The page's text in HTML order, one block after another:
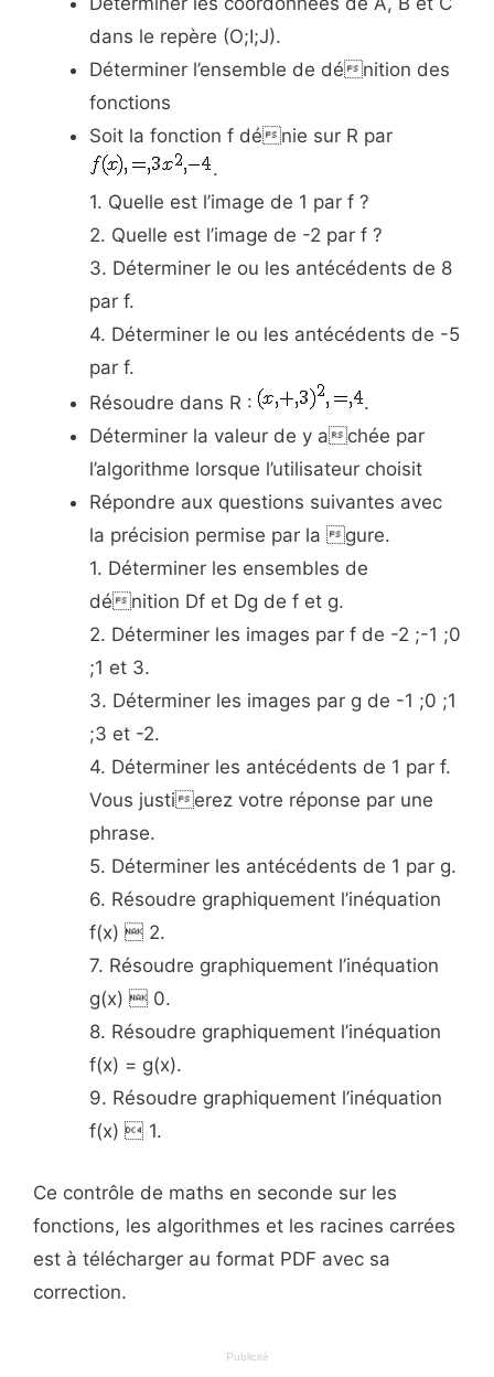
dans le repère (O;I;J).
Déterminer l’ensemble de dénition des
fonctions
Soit la fonction f dénie sur R par
.
1. Quelle est l’image de 1 par f ?
2. Quelle est l’image de -2 par f ?
3. Déterminer le ou les antécédents de 8
par f.
4. Déterminer le ou les antécédents de -5
par f.
Résoudre dans R :
.
Déterminer la valeur de y achée par
l’algorithme lorsque l’utilisateur choisit
Répondre aux questions suivantes avec
la précision permise par la gure.
1. Déterminer les ensembles de
dénition Df et Dg de f et g.
2. Déterminer les images par f de -2 ;-1 ;0
;1 et 3.
3. Déterminer les images par g de -1 ;0 ;1
;3 et -2.
4. Déterminer les antécédents de 1 par f.
Vous justierez votre réponse par une
phrase.
5. Déterminer les antécédents de 1 par g.
6. Résoudre graphiquement l’inéquation
f(x)  2.
7. Résoudre graphiquement l’inéquation
g(x)  0.
8. Résoudre graphiquement l’inéquation
f(x) = g(x).
9. Résoudre graphiquement l’inéquation
f(x)  1.
Ce contrôle de maths en seconde sur les
fonctions, les algorithmes et les racines carrées
est à télécharger au format PDF avec sa
correction.
Publicité